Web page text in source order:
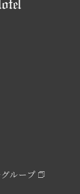
ループ